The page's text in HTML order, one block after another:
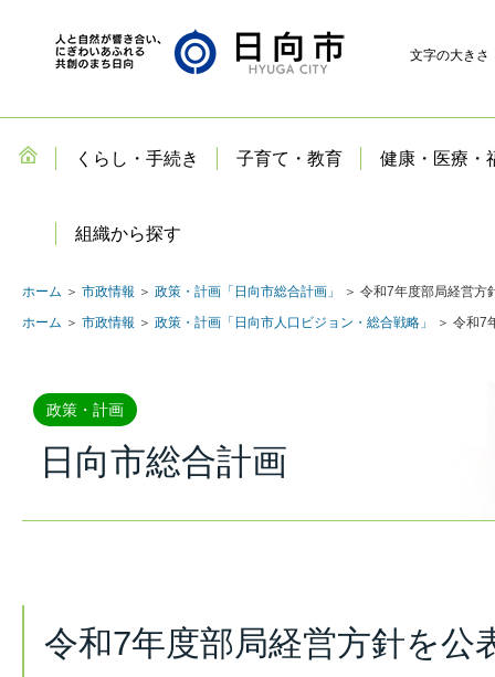
文字の大きさ
くらし・手続き 子育て・教育 健康・医療・
組織から探す
ホーム ＞ 市政情報 ＞ 政策・計画「日向市総合計画」
＞ 令和7年度部局経営方
ホーム ＞ 市政情報 ＞ 政策・計画「日向市人口ビジョン・総合戦略」 ＞ 令和7
政策・計画
日向市総合計画
令和7年度部局経営方針を公